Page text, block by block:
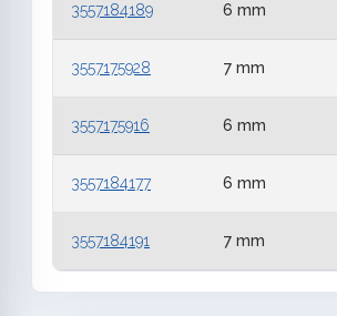
3557184189 6 mm
3557175928 7 mm
3557175916 6 mm
3557184177 6 mm
3557184191 7 mm